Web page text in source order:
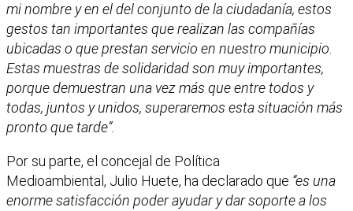
mi nombre y en el del conjunto de la ciudadanía, estos
gestos tan importantes que realizan las compañías
ubicadas o que prestan servicio en nuestro municipio.
Estas muestras de solidaridad son muy importantes,
porque demuestran una vez más que entre todos y
todas, juntos y unidos, superaremos esta situación más
pronto que tarde”.
Por su parte, el concejal de Política
Medioambiental, Julio Huete, ha declarado que “es una
enorme satisfacción poder ayudar y dar soporte a los